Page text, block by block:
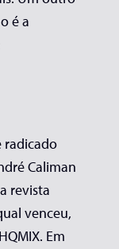
é a
radicado
Caliman
revista
venceu,
Em